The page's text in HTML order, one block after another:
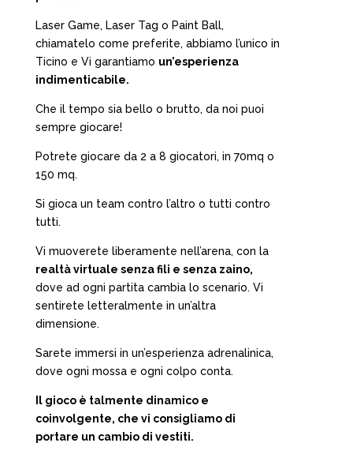
Laser Game, Laser Tag o Paint Ball,
chiamatelo come preferite, abbiamo l’unico in
Ticino e Vi garantiamo un’esperienza
indimenticabile.
Che il tempo sia bello o brutto, da noi puoi
sempre giocare!
Potrete giocare da 2 a 8 giocatori, in 70mq o
150 mq.
Si gioca un team contro l’altro o tutti contro
tutti.
Vi muoverete liberamente nell’arena, con la
realtà virtuale senza fili e senza zaino,
dove ad ogni partita cambia lo scenario. Vi
sentirete letteralmente in un’altra
dimensione.
Sarete immersi in un’esperienza adrenalinica,
dove ogni mossa e ogni colpo conta.
Il gioco è talmente dinamico e
coinvolgente, che vi consigliamo di
portare un cambio di vestiti.